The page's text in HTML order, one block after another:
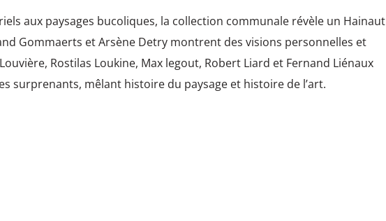
aux paysages bucoliques, la collection communale révèle un Hainaut
Gommaerts et Arsène Detry montrent des visions personnelles et
Rostilas Loukine, Max legout, Robert Liard et Fernand Liénaux
surprenants, mêlant histoire du paysage et histoire de l’art.